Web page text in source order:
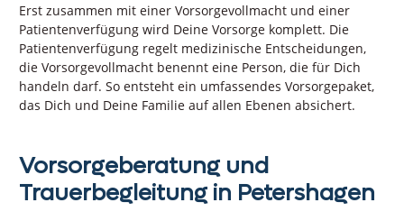
Erst zusammen mit einer Vorsorgevollmacht und einer
Patientenverfügung wird Deine Vorsorge komplett. Die
Patientenverfügung regelt medizinische Entscheidungen,
die Vorsorgevollmacht benennt eine Person, die für Dich
handeln darf. So entsteht ein umfassendes Vorsorgepaket,
das Dich und Deine Familie auf allen Ebenen absichert.
Vorsorgeberatung und
Trauerbegleitung in Petershagen